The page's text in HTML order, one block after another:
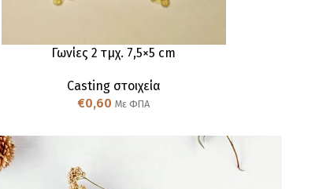
Γωνίες 2 τμχ. 7,5×5 cm
Casting στοιχεία
€0,60 Με ΦΠΑ